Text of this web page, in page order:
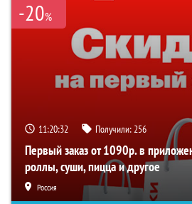
-20%
11:20:32 Получили:256
Первый заказ от 1090р. в
роллы, суши, пицца и другое
Россия